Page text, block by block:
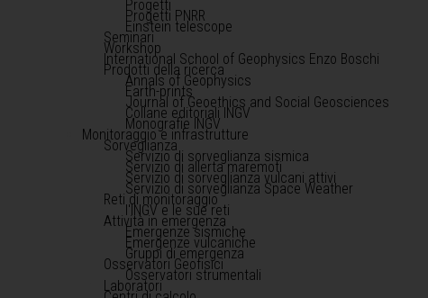
Progetti
Progetti PNRR
Einstein telescope
Seminari
Workshop
International School of Geophysics Enzo Boschi
Prodotti della ricerca
Annals of Geophysics
Earth-prints
Journal of Geoethics and Social Geosciences
Collane editoriali INGV
Monografie INGV
Monitoraggio e infrastrutture
Sorveglianza
Servizio di sorveglianza sismica
Servizio di allerta maremoti
Servizio di sorveglianza vulcani attivi
Servizio di sorveglianza Space Weather
Reti di monitoraggio
l'INGV e le sue reti
Attività in emergenza
Emergenze sismiche
Emergenze vulcaniche
Gruppi di emergenza
Osservatori Geofisici
Osservatori strumentali
Laboratori